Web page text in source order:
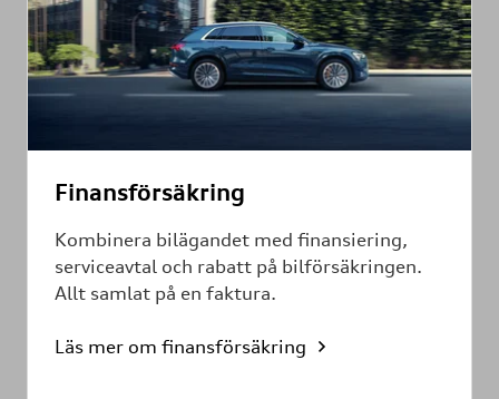
Finansförsäkring
Kombinera bilägandet med finansiering,
serviceavtal och rabatt på bilförsäkringen.
Allt samlat på en faktura.
Läs mer om finansförsäkring